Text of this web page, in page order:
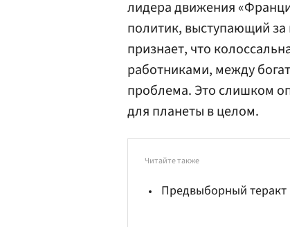
лидера движения
политик, выступающий
признает, что
работниками, между
проблема. Это слишком
для планеты в целом.
Читайте также
Предвыборный